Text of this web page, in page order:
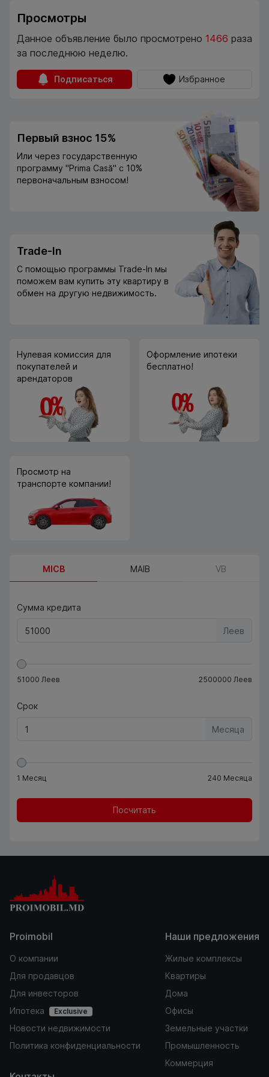
Просмотры
Данное объявление было просмотрено 1466 раза
за последнюю неделю.
Подписаться Избранное
Первый взнос 15%
Или через государственную
программу "Prima Casă" с 10%
первоначальным взносом!
Trade-In
С помощью программы Trade-In мы
поможем вам купить эту квартиру в
обмен на другую недвижимость.
Нулевая комиссия для
покупателей и
арендаторов
Оформление ипотеки
бесплатно!
Просмотр на
транспорте компании!
MICB MAIB VB
Сумма кредита
Леев
51000 Леев 2500000 Леев
Срок
Месяца
1 Месяц 240 Месяца
Посчитать
Proimobil
О компании
Для продавцов
Для инвесторов
Ипотека
Exclusive
Новости недвижимости
Политика конфиденциальности
Наши предложения
Жилые комплексы
Квартиры
Дома
Офисы
Земельные участки
Промышленность
Коммерция